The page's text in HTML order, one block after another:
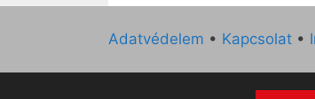
Adatvédelem • Kapcsolat •